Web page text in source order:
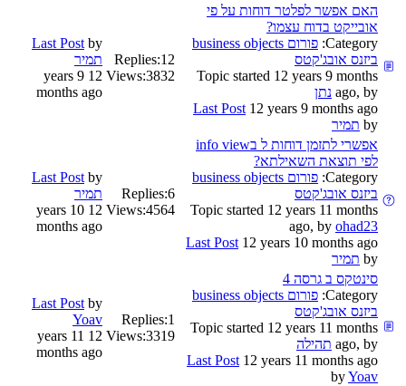
האם אפשר לפלטר דוחות על פי
אובייקט בדוח עצמו?
Category:
פורום business objects
ביזנס אובג'קטס
Topic started 12 years 9 months
ago, by נתן
Last Post 12 years 9 months ago
by תמיר
Replies:12
Views:3832
Last Post by
תמיר
12 years 9
months ago
אפשרי לתזמן דוחות ל בinfo view
לפי תוצאת השאילתא?
Category:
פורום business objects
ביזנס אובג'קטס
Topic started 12 years 11 months
ago, by ohad23
Last Post 12 years 10 months ago
by תמיר
Replies:6
Views:4564
Last Post by
תמיר
12 years 10
months ago
סינטקס ב גרסה 4
Category:
פורום business objects
ביזנס אובג'קטס
Topic started 12 years 11 months
ago, by תהילה
Last Post 12 years 11 months ago
byYoav
Replies:1
Views:3319
Last Post by
Yoav
12 years 11
months ago